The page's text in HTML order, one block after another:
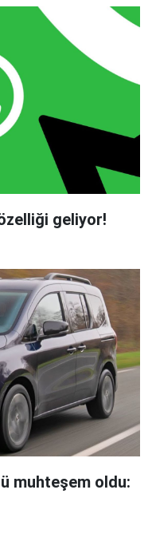
geliyor!
muhteşem oldu: